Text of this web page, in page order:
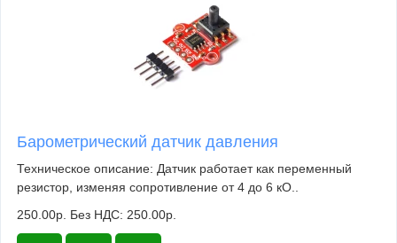
Барометрический датчик давления
Техническое описание: Датчик работает как переменный
резистор, изменяя сопротивление от 4 до 6 кО..
250.00р. Без НДС: 250.00р.